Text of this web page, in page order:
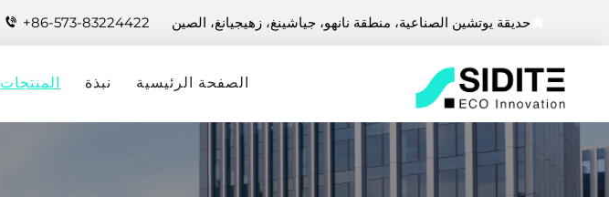
حديقة يوتشين الصناعية، منطقة نانهو، جياشينغ، زهيجيانغ، الصين +86-573-83224422
الصفحة الرئيسية نبذة المنتجات